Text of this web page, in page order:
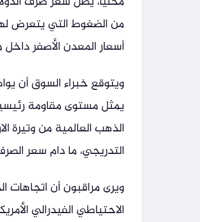
من الضغوط التي يتعرض
أسعار المعدن الأصفر
يمثل مستوى مقاومة
الذهب العالمية من وتيرة
التدريجي، ما دام سعر
ويرى مراقبون أن
الاحتياطي الفيدرالي